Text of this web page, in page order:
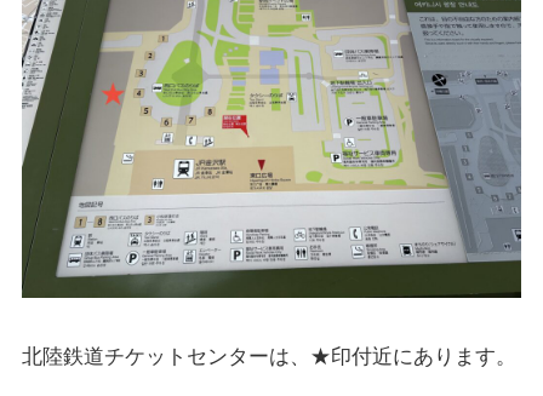
北陸鉄道チケットセンターは、★印付近にあります。